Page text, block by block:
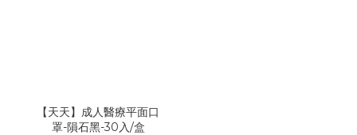
【天天】成人醫療平面口
罩-隕石黑-30入/盒